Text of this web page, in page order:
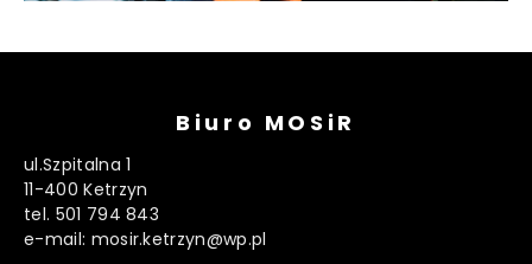
Biuro MOSiR
ul.Szpitalna 1
11-400 Ketrzyn
tel. 501 794 843
e-mail: mosir.ketrzyn@wp.pl